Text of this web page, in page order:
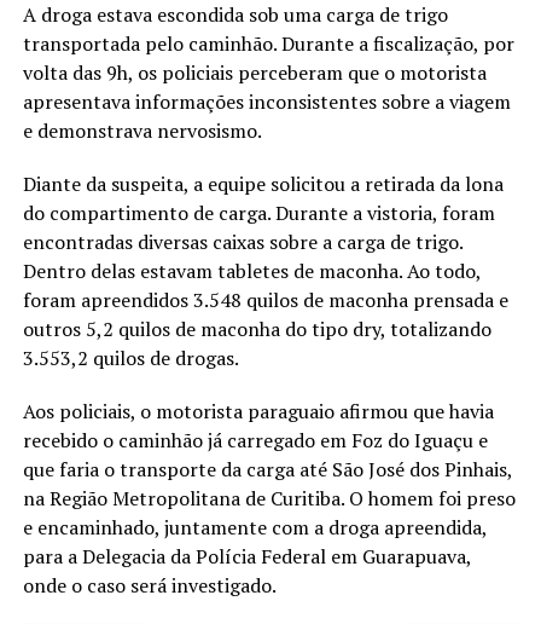
A droga estava escondida sob uma carga de trigo
transportada pelo caminhão. Durante a fiscalização, por
volta das 9h, os policiais perceberam que o motorista
apresentava informações inconsistentes sobre a viagem
e demonstrava nervosismo.
Diante da suspeita, a equipe solicitou a retirada da lona
do compartimento de carga. Durante a vistoria, foram
encontradas diversas caixas sobre a carga de trigo.
Dentro delas estavam tabletes de maconha. Ao todo,
foram apreendidos 3.548 quilos de maconha prensada e
outros 5,2 quilos de maconha do tipo dry, totalizando
3.553,2 quilos de drogas.
Aos policiais, o motorista paraguaio afirmou que havia
recebido o caminhão já carregado em Foz do Iguaçu e
que faria o transporte da carga até São José dos Pinhais,
na Região Metropolitana de Curitiba. O homem foi preso
e encaminhado, juntamente com a droga apreendida,
para a Delegacia da Polícia Federal em Guarapuava,
onde o caso será investigado.